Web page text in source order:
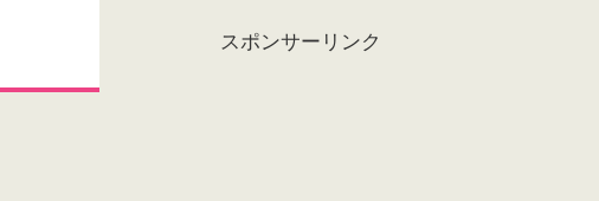
スポンサーリンク